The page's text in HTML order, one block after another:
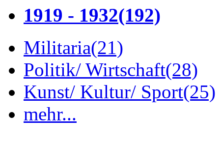
1919 - 1932(192)
Militaria(21)
Politik/ Wirtschaft(28)
Kunst/ Kultur/ Sport(25)
mehr...